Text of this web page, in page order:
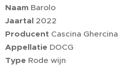
Naam Barolo
Jaartal 2022
Producent Cascina Ghercina
Appellatie DOCG
Type Rode wijn